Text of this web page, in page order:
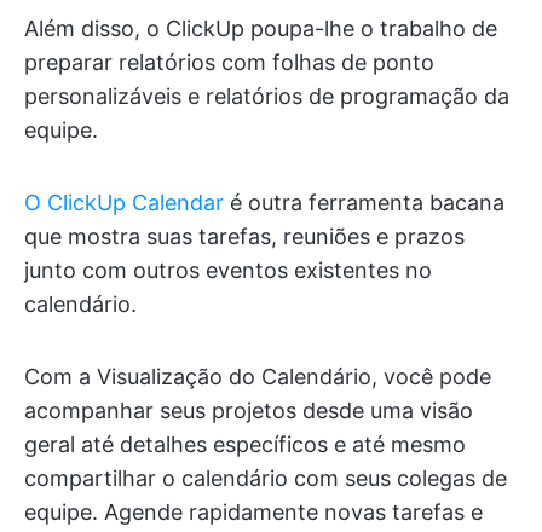
Além disso, o ClickUp poupa-lhe o trabalho de
preparar relatórios com folhas de ponto
personalizáveis e relatórios de programação da
equipe.
O ClickUp Calendar é outra ferramenta bacana
que mostra suas tarefas, reuniões e prazos
junto com outros eventos existentes no
calendário.
Com a Visualização do Calendário, você pode
acompanhar seus projetos desde uma visão
geral até detalhes específicos e até mesmo
compartilhar o calendário com seus colegas de
equipe. Agende rapidamente novas tarefas e